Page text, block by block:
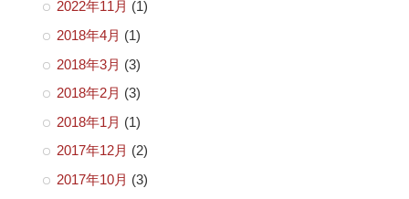
2022年11月 (1)
2018年4月 (1)
2018年3月 (3)
2018年2月 (3)
2018年1月 (1)
2017年12月 (2)
2017年10月 (3)